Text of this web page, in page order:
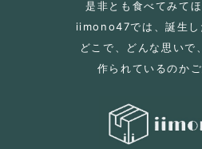
是非とも食べてみて
iimono47では、誕生し
どこで、どんな思いで
作られているのか